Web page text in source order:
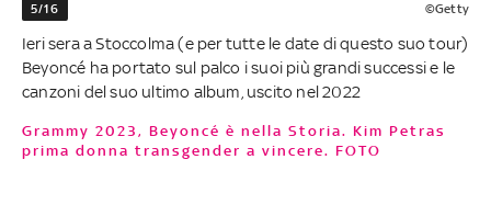
5/16 ©Getty
Ieri sera a Stoccolma (e per tutte le date di questo suo tour)
Beyoncé ha portato sul palco i suoi più grandi successi e le
canzoni del suo ultimo album, uscito nel 2022
Grammy 2023, Beyoncé è nella Storia. Kim Petras
prima donna transgender a vincere. FOTO